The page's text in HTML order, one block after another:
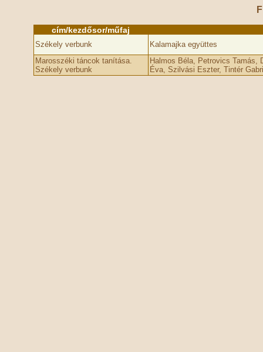
cím/kezdősor/műfaj
Székely verbunk
Kalamajka együttes
Marosszéki táncok tanítása.
Székely verbunk
Halmos Béla, Petrovics Tamás,
Éva, Szilvási Eszter, Tintér